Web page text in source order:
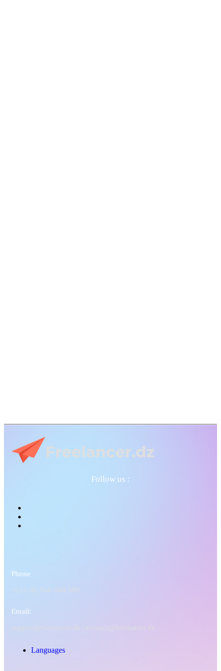
Follow us :
Phone
+213 (0) 560 840 509
Email:
support@freelancer.dz |
Languages